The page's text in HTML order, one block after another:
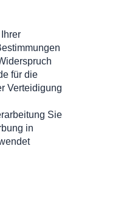
für die
Verteidigung
Sie
in